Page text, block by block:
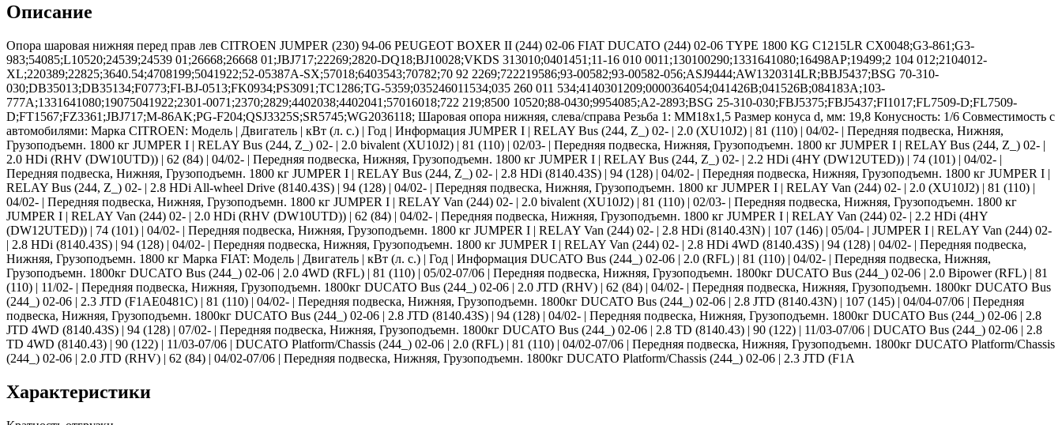
Описание
Опора шаровая нижняя перед прав лев CITROEN JUMPER (230) 94-06 PEUGEOT BOXER II (244) 02-06 FIAT DUCATO (244) 02-06 TYPE 1800 KG C1215LR CX0048;G3-861;G3-
983;54085;L10520;24539;24539 01;26668;26668 01;JBJ717;22269;2820-DQ18;BJ10028;VKDS 313010;0401451;11-16 010 0011;130100290;1331641080;16498AP;19499;2 104 012;2104012-
XL;220389;22825;3640.54;4708199;5041922;52-05387A-SX;57018;6403543;70782;70 92 2269;722219586;93-00582;93-00582-056;ASJ9444;AW1320314LR;BBJ5437;BSG 70-310-
030;DB35013;DB35134;F0773;FI-BJ-0513;FK0934;PS3091;TC1286;TG-5359;035246011534;035 260 011 534;4140301209;0000364054;041426B;041526B;084183A;103-
777A;1331641080;19075041922;2301-0071;2370;2829;4402038;4402041;57016018;722 219;8500 10520;88-0430;9954085;A2-2893;BSG 25-310-030;FBJ5375;FBJ5437;FI1017;FL7509-D;FL7509-
D;FT1567;FZ3361;JBJ717;M-86AK;PG-F204;QSJ3325S;SR5745;WG2036118; Шаровая опора нижняя, слева/справа Резьба 1: MM18x1,5 Размер конуса d, мм: 19,8 Конусность: 1/6 Совместимость с
автомобилями: Марка CITROEN: Модель | Двигатель | кВт (л. с.) | Год | Информация JUMPER I | RELAY Bus (244, Z_) 02- | 2.0 (XU10J2) | 81 (110) | 04/02- | Передняя подвеска, Нижняя,
Грузоподъемн. 1800 кг JUMPER I | RELAY Bus (244, Z_) 02- | 2.0 bivalent (XU10J2) | 81 (110) | 02/03- | Передняя подвеска, Нижняя, Грузоподъемн. 1800 кг JUMPER I | RELAY Bus (244, Z_) 02- |
2.0 HDi (RHV (DW10UTD)) | 62 (84) | 04/02- | Передняя подвеска, Нижняя, Грузоподъемн. 1800 кг JUMPER I | RELAY Bus (244, Z_) 02- | 2.2 HDi (4HY (DW12UTED)) | 74 (101) | 04/02- |
Передняя подвеска, Нижняя, Грузоподъемн. 1800 кг JUMPER I | RELAY Bus (244, Z_) 02- | 2.8 HDi (8140.43S) | 94 (128) | 04/02- | Передняя подвеска, Нижняя, Грузоподъемн. 1800 кг JUMPER I |
RELAY Bus (244, Z_) 02- | 2.8 HDi All-wheel Drive (8140.43S) | 94 (128) | 04/02- | Передняя подвеска, Нижняя, Грузоподъемн. 1800 кг JUMPER I | RELAY Van (244) 02- | 2.0 (XU10J2) | 81 (110) |
04/02- | Передняя подвеска, Нижняя, Грузоподъемн. 1800 кг JUMPER I | RELAY Van (244) 02- | 2.0 bivalent (XU10J2) | 81 (110) | 02/03- | Передняя подвеска, Нижняя, Грузоподъемн. 1800 кг
JUMPER I | RELAY Van (244) 02- | 2.0 HDi (RHV (DW10UTD)) | 62 (84) | 04/02- | Передняя подвеска, Нижняя, Грузоподъемн. 1800 кг JUMPER I | RELAY Van (244) 02- | 2.2 HDi (4HY
(DW12UTED)) | 74 (101) | 04/02- | Передняя подвеска, Нижняя, Грузоподъемн. 1800 кг JUMPER I | RELAY Van (244) 02- | 2.8 HDi (8140.43N) | 107 (146) | 05/04- | JUMPER I | RELAY Van (244) 02-
| 2.8 HDi (8140.43S) | 94 (128) | 04/02- | Передняя подвеска, Нижняя, Грузоподъемн. 1800 кг JUMPER I | RELAY Van (244) 02- | 2.8 HDi 4WD (8140.43S) | 94 (128) | 04/02- | Передняя подвеска,
Нижняя, Грузоподъемн. 1800 кг Марка FIAT: Модель | Двигатель | кВт (л. с.) | Год | Информация DUCATO Bus (244_) 02-06 | 2.0 (RFL) | 81 (110) | 04/02- | Передняя подвеска, Нижняя,
Грузоподъемн. 1800кг DUCATO Bus (244_) 02-06 | 2.0 4WD (RFL) | 81 (110) | 05/02-07/06 | Передняя подвеска, Нижняя, Грузоподъемн. 1800кг DUCATO Bus (244_) 02-06 | 2.0 Bipower (RFL) | 81
(110) | 11/02- | Передняя подвеска, Нижняя, Грузоподъемн. 1800кг DUCATO Bus (244_) 02-06 | 2.0 JTD (RHV) | 62 (84) | 04/02- | Передняя подвеска, Нижняя, Грузоподъемн. 1800кг DUCATO Bus
(244_) 02-06 | 2.3 JTD (F1AE0481C) | 81 (110) | 04/02- | Передняя подвеска, Нижняя, Грузоподъемн. 1800кг DUCATO Bus (244_) 02-06 | 2.8 JTD (8140.43N) | 107 (145) | 04/04-07/06 | Передняя
подвеска, Нижняя, Грузоподъемн. 1800кг DUCATO Bus (244_) 02-06 | 2.8 JTD (8140.43S) | 94 (128) | 04/02- | Передняя подвеска, Нижняя, Грузоподъемн. 1800кг DUCATO Bus (244_) 02-06 | 2.8
JTD 4WD (8140.43S) | 94 (128) | 07/02- | Передняя подвеска, Нижняя, Грузоподъемн. 1800кг DUCATO Bus (244_) 02-06 | 2.8 TD (8140.43) | 90 (122) | 11/03-07/06 | DUCATO Bus (244_) 02-06 | 2.8
TD 4WD (8140.43) | 90 (122) | 11/03-07/06 | DUCATO Platform/Chassis (244_) 02-06 | 2.0 (RFL) | 81 (110) | 04/02-07/06 | Передняя подвеска, Нижняя, Грузоподъемн. 1800кг DUCATO Platform/Chassis
(244_) 02-06 | 2.0 JTD (RHV) | 62 (84) | 04/02-07/06 | Передняя подвеска, Нижняя, Грузоподъемн. 1800кг DUCATO Platform/Chassis (244_) 02-06 | 2.3 JTD (F1A
Характеристики